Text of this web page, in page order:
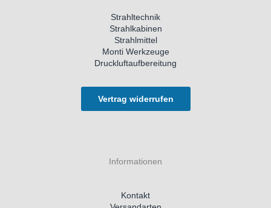
Strahltechnik
Strahlkabinen
Strahlmittel
Monti Werkzeuge
Druckluftaufbereitung
Vertrag widerrufen
Informationen
Kontakt